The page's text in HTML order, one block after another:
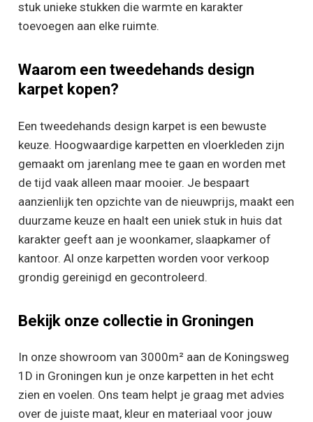
stuk unieke stukken die warmte en karakter
toevoegen aan elke ruimte.
Waarom een tweedehands design
karpet kopen?
Een tweedehands design karpet is een bewuste
keuze. Hoogwaardige karpetten en vloerkleden zijn
gemaakt om jarenlang mee te gaan en worden met
de tijd vaak alleen maar mooier. Je bespaart
aanzienlijk ten opzichte van de nieuwprijs, maakt een
duurzame keuze en haalt een uniek stuk in huis dat
karakter geeft aan je woonkamer, slaapkamer of
kantoor. Al onze karpetten worden voor verkoop
grondig gereinigd en gecontroleerd.
Bekijk onze collectie in Groningen
In onze showroom van 3000m² aan de Koningsweg
1D in Groningen kun je onze karpetten in het echt
zien en voelen. Ons team helpt je graag met advies
over de juiste maat, kleur en materiaal voor jouw